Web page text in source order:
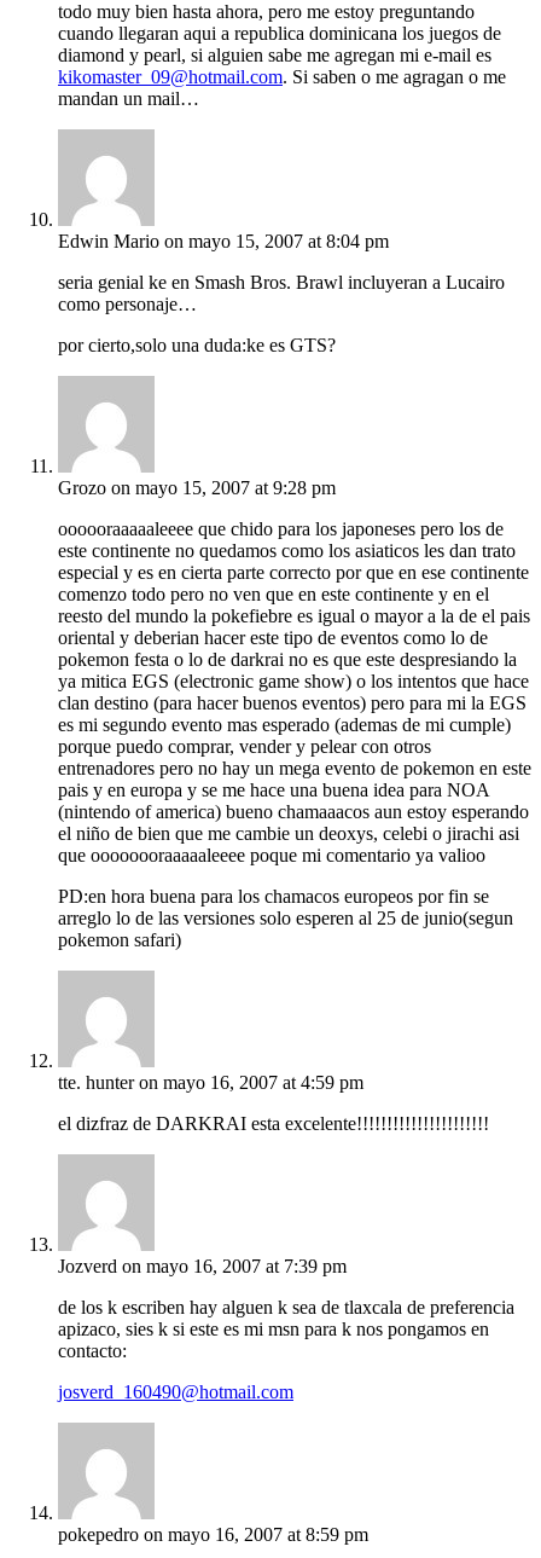
todo muy bien hasta ahora, pero me estoy preguntando
cuando llegaran aqui a republica dominicana los juegos de
diamond y pearl, si alguien sabe me agregan mi e-mail es
kikomaster_09@hotmail.com. Si saben o me agragan o me
mandan un mail…
Edwin Mario on mayo 15, 2007 at 8:04 pm
seria genial ke en Smash Bros. Brawl incluyeran a Lucairo
como personaje…
por cierto,solo una duda:ke es GTS?
Grozo on mayo 15, 2007 at 9:28 pm
oooooraaaaaleeee que chido para los japoneses pero los de
este continente no quedamos como los asiaticos les dan trato
especial y es en cierta parte correcto por que en ese continente
comenzo todo pero no ven que en este continente y en el
reesto del mundo la pokefiebre es igual o mayor a la de el pais
oriental y deberian hacer este tipo de eventos como lo de
pokemon festa o lo de darkrai no es que este despresiando la
ya mitica EGS (electronic game show) o los intentos que hace
clan destino (para hacer buenos eventos) pero para mi la EGS
es mi segundo evento mas esperado (ademas de mi cumple)
porque puedo comprar, vender y pelear con otros
entrenadores pero no hay un mega evento de pokemon en este
pais y en europa y se me hace una buena idea para NOA
(nintendo of america) bueno chamaaacos aun estoy esperando
el niño de bien que me cambie un deoxys, celebi o jirachi asi
que oooooooraaaaaleeee poque mi comentario ya valioo
PD:en hora buena para los chamacos europeos por fin se
arreglo lo de las versiones solo esperen al 25 de junio(segun
pokemon safari)
tte. hunter on mayo 16, 2007 at 4:59 pm
el dizfraz de DARKRAI esta excelente!!!!!!!!!!!!!!!!!!!!!!
Jozverd on mayo 16, 2007 at 7:39 pm
de los k escriben hay alguen k sea de tlaxcala de preferencia
apizaco, sies k si este es mi msn para k nos pongamos en
contacto:
josverd_160490@hotmail.com
pokepedro on mayo 16, 2007 at 8:59 pm